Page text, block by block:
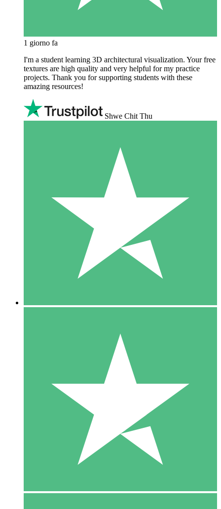
1 giorno fa
I'm a student learning 3D architectural visualization. Your free
textures are high quality and very helpful for my practice
projects. Thank you for supporting students with these
amazing resources!
Shwe Chit Thu